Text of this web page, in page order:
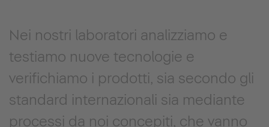
Nei nostri laboratori analizziamo e
testiamo nuove tecnologie e
verifichiamo i prodotti, sia secondo gli
standard internazionali sia mediante
processi da noi concepiti, che vanno